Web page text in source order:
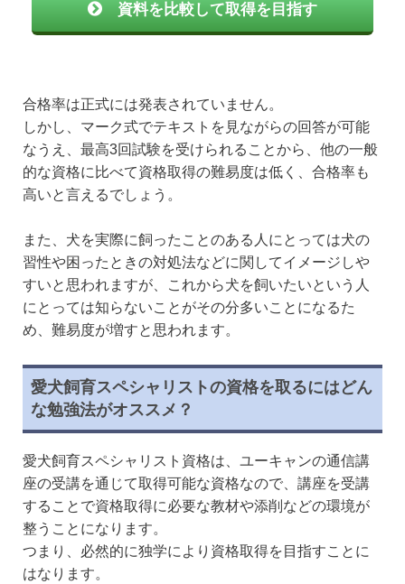
資料を比較して取得を目指す
合格率は正式には発表されていません。
しかし、マーク式でテキストを見ながらの回答が可能
なうえ、最高3回試験を受けられることから、他の一般
的な資格に比べて資格取得の難易度は低く、合格率も
高いと言えるでしょう。
また、犬を実際に飼ったことのある人にとっては犬の
習性や困ったときの対処法などに関してイメージしや
すいと思われますが、これから犬を飼いたいという人
にとっては知らないことがその分多いことになるた
め、難易度が増すと思われます。
愛犬飼育スペシャリストの資格を取るにはどん
な勉強法がオススメ？
愛犬飼育スペシャリスト資格は、ユーキャンの通信講
座の受講を通じて取得可能な資格なので、講座を受講
することで資格取得に必要な教材や添削などの環境が
整うことになります。
つまり、必然的に独学により資格取得を目指すことに
はなります。